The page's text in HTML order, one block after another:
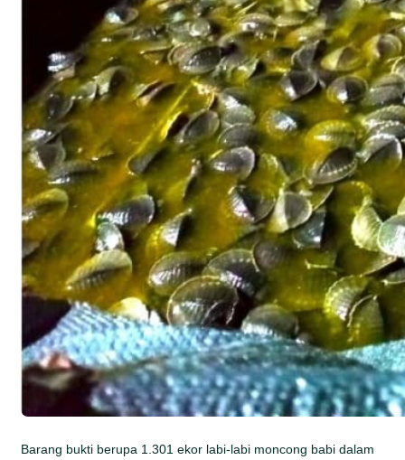
Barang bukti berupa 1.301 ekor labi-labi moncong babi dalam